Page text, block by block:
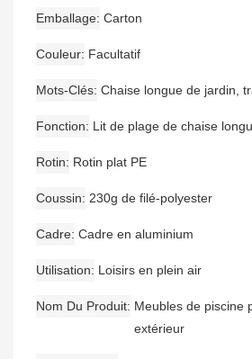
Emballage Carton
Couleur Facultatif
Mots-Clés Chaise longue de jardin,
Fonction Lit de plage de chaise
Rotin Rotin plat PE
Coussin 230g de filé-polyester
Cadre Cadre en aluminium
Utilisation Loisirs en plein air
Nom Du Produit Meubles de piscine
extérieur